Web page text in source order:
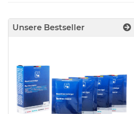
Unsere Bestseller